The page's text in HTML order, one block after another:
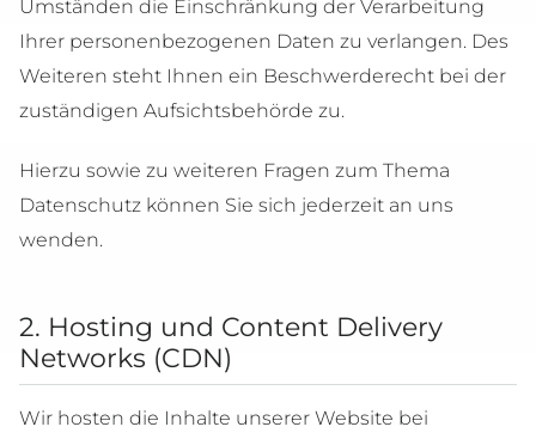
Umständen die Einschränkung der Verarbeitung
Ihrer personenbezogenen Daten zu verlangen. Des
Weiteren steht Ihnen ein Beschwerderecht bei der
zuständigen Aufsichtsbehörde zu.
Hierzu sowie zu weiteren Fragen zum Thema
Datenschutz können Sie sich jederzeit an uns
wenden.
2. Hosting und Content Delivery
Networks (CDN)
Wir hosten die Inhalte unserer Website bei